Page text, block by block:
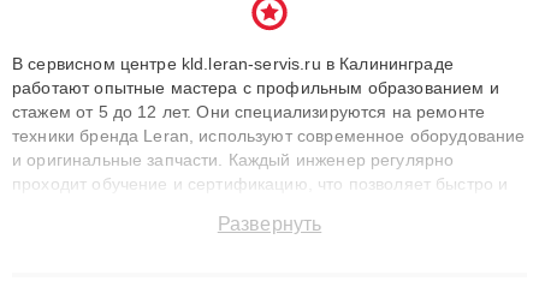
В сервисном центре kld.leran-servis.ru в Калининграде
работают опытные мастера с профильным образованием и
стажем от 5 до 12 лет. Они специализируются на ремонте
техники бренда Leran, используют современное оборудование
и оригинальные запчасти. Каждый инженер регулярно
проходит обучение и сертификацию, что позволяет быстро и
сохранением гарантии до 3 лет. Наши мастера решают
Развернуть